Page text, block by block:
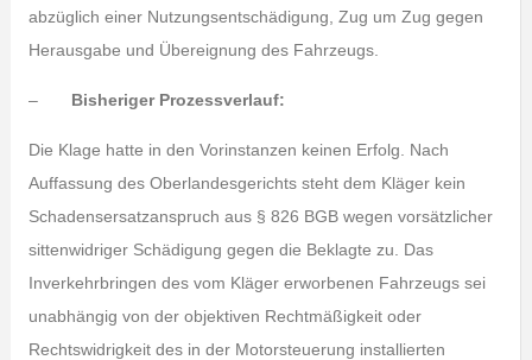
abzüglich einer Nutzungsentschädigung, Zug um Zug gegen
Herausgabe und Übereignung des Fahrzeugs.
– Bisheriger Prozessverlauf:
Die Klage hatte in den Vorinstanzen keinen Erfolg. Nach
Auffassung des Oberlandesgerichts steht dem Kläger kein
Schadensersatzanspruch aus § 826 BGB wegen vorsätzlicher
sittenwidriger Schädigung gegen die Beklagte zu. Das
Inverkehrbringen des vom Kläger erworbenen Fahrzeugs sei
unabhängig von der objektiven Rechtmäßigkeit oder
Rechtswidrigkeit des in der Motorsteuerung installierten